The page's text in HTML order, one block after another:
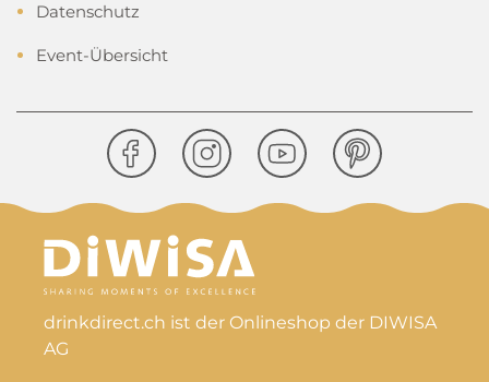
Datenschutz
Event-Übersicht
drinkdirect.ch ist der Onlineshop der DIWISA
AG